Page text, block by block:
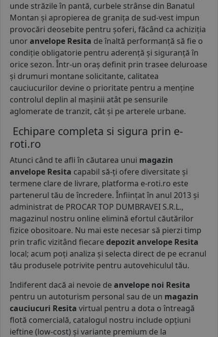
unde străzile în pantă, curbele strânse din Banatul
Montan și apropierea de granița de sud-vest impun
provocări deosebite pentru șoferi, făcând ca achiziția
unoranvelope Resita de înaltă performanță să fie o
condiție obligatorie pentru aderență și siguranță în
orice sezon. Într-un oraș definit prin trasee deluroase
și drumuri montane solicitante, calitatea
cauciucurilor devine o prioritate pentru a menține
controlul deplin al mașinii atât pe sensurile
aglomerate de tranzit, cât și pe arterele urbane.
Echipare completa si sigura prin e-
roti.ro
Atunci când te afli în căutarea unui magazin
anvelope Resita capabil să-ți ofere diversitate și
termene clare de livrare, platforma e-roti.ro este
partenerul tău de încredere. Înființat în anul 2013 și
administrat de PROCAR TOP DUMBRAVEI S.R.L.,
magazinul nostru online elimină efortul căutărilor
fizice obositoare. Nu mai este necesar să pierzi timp
prin trafic vizitând fiecare depozit anvelope Resita
local; acum poți analiza și selecta direct de pe ecranul
tău produsele potrivite pentru autovehiculul tău.
Indiferent dacă ai nevoie de anvelope noi Resita
pentru un autoturism personal sau de un magazin
cauciucuri Resita virtual pentru a dota o întreagă
flotă comercială, catalogul nostru include opțiuni
ieftine (low-cost) și variante premium de la